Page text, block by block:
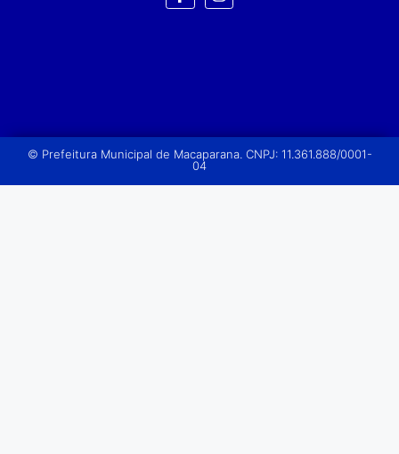
© Prefeitura Municipal de Macaparana. CNPJ: 11.361.888/0001-
04